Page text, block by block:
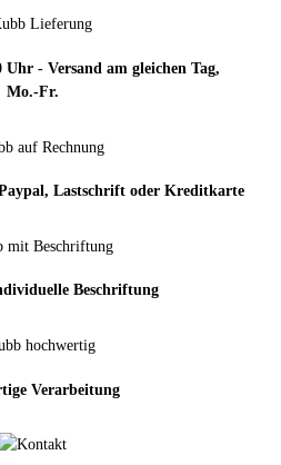
Uhr - Versand am gleichen Tag,
Mo.-Fr.
Lastschrift oder Kreditkarte
Beschriftung
Verarbeitung